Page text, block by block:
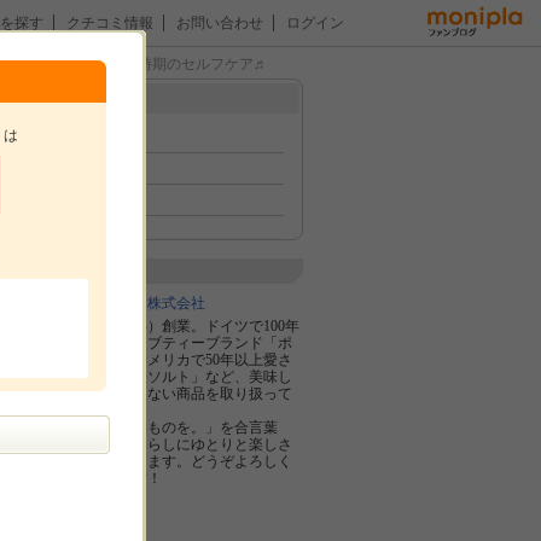
探す クチコミ情報 お問い合わせ ログイン
ィーで、乾燥する時期のセルフケア♬
メニュー
日本緑茶センター株式会社
1969年（昭和44年）創業。ドイツで100年
以上続く老舗ハーブティーブランド「ポ
ンパドール」やアメリカで50年以上愛さ
れる「クレイジーソルト」など、美味し
さと品質に妥協しない商品を取り扱って
「心と身体にいいものを。」を合言葉
に、みなさまの暮らしにゆとりと楽しさ
をご提供して参ります。どうぞよろしく
お願いいたします！